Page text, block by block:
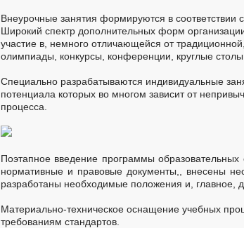
Внеурочные занятия формируются в
Широкий спектр дополнительных форм
участие в, немного отличающейся от
олимпиады, конкурсы, конференции, круглые
Специально разрабатываются индивидуальные
потенциала которых во многом зависит от
процесса.
Поэтапное введение программы образовательных
нормативные и правовые документы,, внесены
разработаны необходимые положения и, главное,
Материально-техническое оснащение учебных
требованиям стандартов.